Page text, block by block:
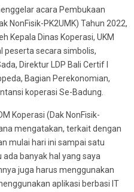
acara Pembukaan
NonFisik-PK2UMK) Tahun 2022,
Kepala Dinas Koperasi, UKM
peserta secara simbolis,
Direktur LDP Bali Certif I
Bagian Perekonomian,
koperasi Se-Badung.
Koperasi (Dak NonFisik-
mengatakan, terkait dengan
mulai hari ini sampai satu
banyak hal yang saya
juga harus menggunakan
aplikasi berbasi IT